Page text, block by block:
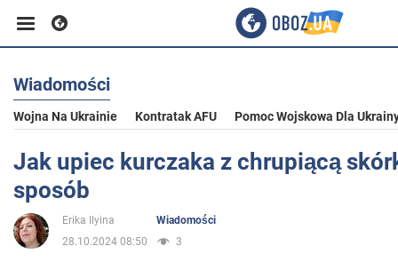
Biznes
Sport
Rozrywka
Wiadomości
Wojna Na Ukrainie Kontratak AFU Pomoc Wojskowa Dla
Jak upiec kurczaka z chrupiącą
sposób
Erika Ilyina
Wiadomości
28.10.2024 08:50
3